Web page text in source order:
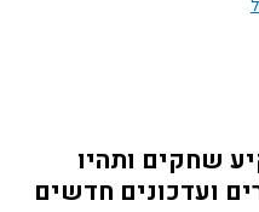
ותהיו
חדשים